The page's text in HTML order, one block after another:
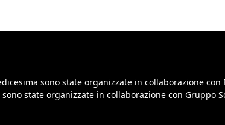
sono state organizzate in collaborazione con
state organizzate in collaborazione con Gruppo